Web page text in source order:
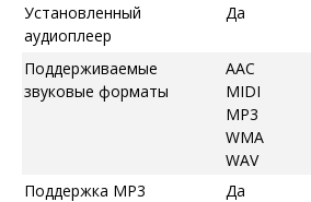
Установленный
аудиоплеер
Да
Поддерживаемые
звуковые форматы
AAC
MIDI
MP3
WMA
WAV
Поддержка MP3
Да